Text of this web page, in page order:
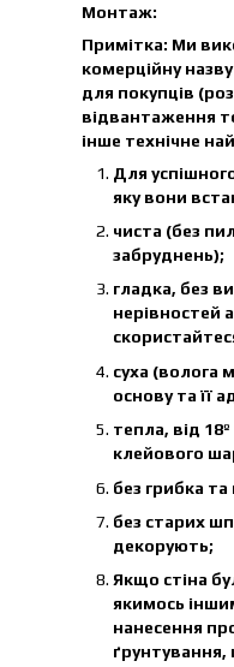
Монтаж:
Примітка: Ми
комерційну
для покупців
відвантаження
інше технічне
Для
яку вони
чиста (без
забруднень);
гладка, без
нерівностей
суха (волога
основу та її
тепла, від
клейового
без грибка та
без старих
декорують;
Якщо стіна
якимось
нанесення